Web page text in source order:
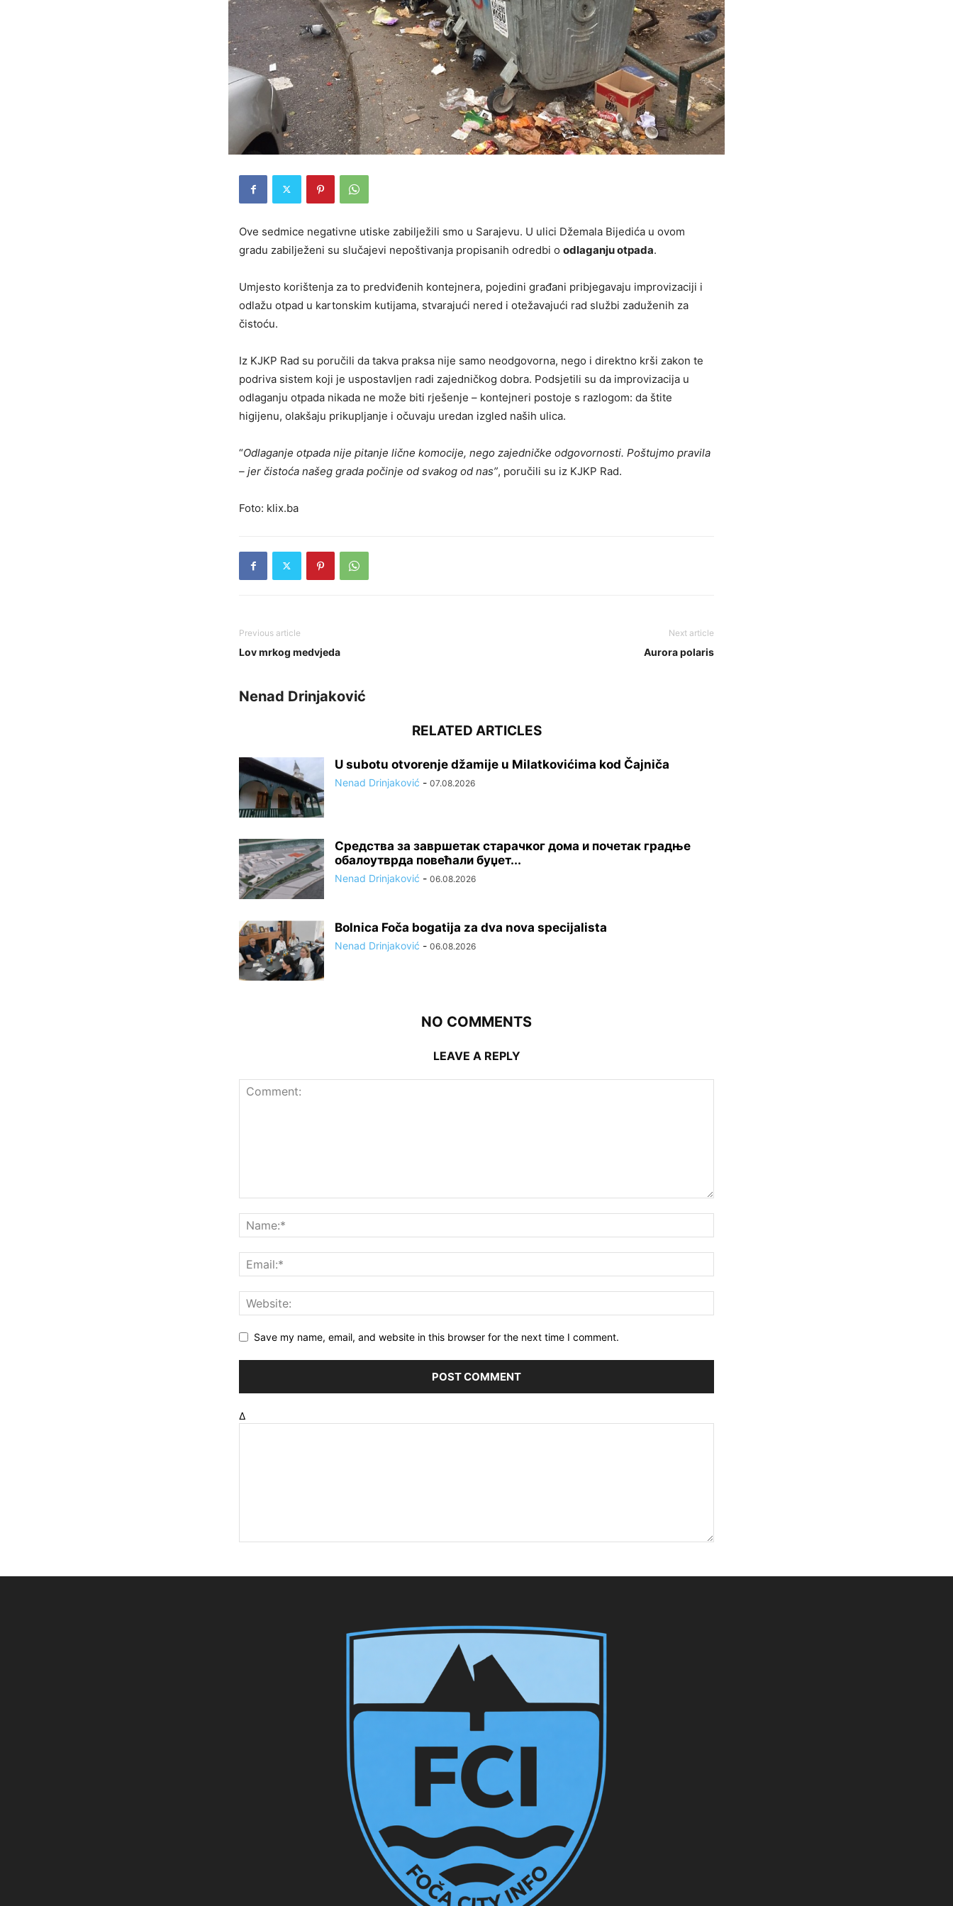
Ove sedmice negativne utiske zabilježili smo u Sarajevu. U ulici Džemala Bijedića u ovom
gradu zabilježeni su slučajevi nepoštivanja propisanih odredbi o odlaganju otpada.
Umjesto korištenja za to predviđenih kontejnera, pojedini građani pribjegavaju improvizaciji i
odlažu otpad u kartonskim kutijama, stvarajući nered i otežavajući rad službi zaduženih za
čistoću.
Iz KJKP Rad su poručili da takva praksa nije samo neodgovorna, nego i direktno krši zakon te
podriva sistem koji je uspostavljen radi zajedničkog dobra. Podsjetili su da improvizacija u
odlaganju otpada nikada ne može biti rješenje – kontejneri postoje s razlogom: da štite
higijenu, olakšaju prikupljanje i očuvaju uredan izgled naših ulica.
“Odlaganje otpada nije pitanje lične komocije, nego zajedničke odgovornosti. Poštujmo pravila
– jer čistoća našeg grada počinje od svakog od nas”, poručili su iz KJKP Rad.
Foto: klix.ba
Previous article
Lov mrkog medvjeda
Next article
Aurora polaris
Nenad Drinjaković
RELATED ARTICLES
U subotu otvorenje džamije u Milatkovićima kod Čajniča
Nenad Drinjaković - 07.08.2026
Средства за завршетак старачког дома и почетак градње
обалоутврда повећали буџет...
Nenad Drinjaković - 06.08.2026
Bolnica Foča bogatija za dva nova specijalista
Nenad Drinjaković - 06.08.2026
NO COMMENTS
LEAVE A REPLY
Save my name, email, and website in this browser for the next time I comment.
Δ